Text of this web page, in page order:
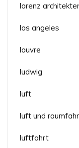
lorenz
los angeles
louvre
ludwig
luft
luft und
luftfahrt